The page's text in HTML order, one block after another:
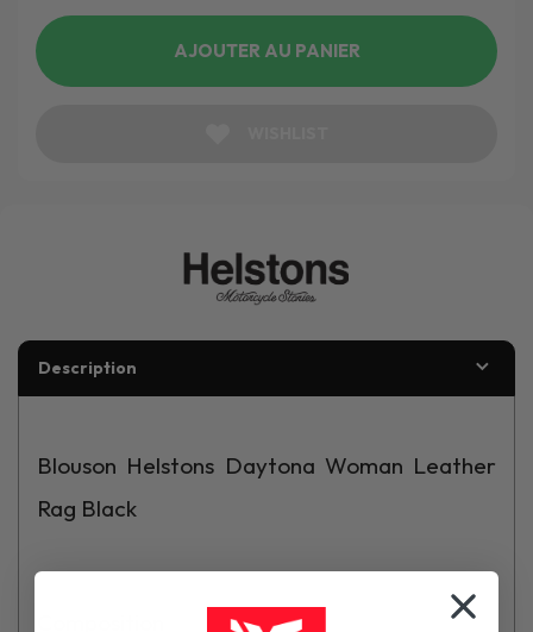
AJOUTER AU PANIER
Description
Blouson Helstons Daytona Woman Leather
Rag Black